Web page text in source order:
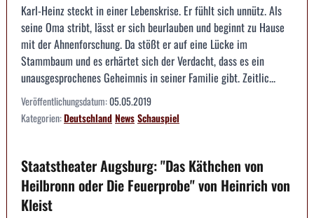
Karl-Heinz steckt in einer Lebenskrise. Er fühlt sich unnütz. Als
seine Oma stribt, lässt er sich beurlauben und beginnt zu Hause
mit der Ahnenforschung. Da stößt er auf eine Lücke im
Stammbaum und es erhärtet sich der Verdacht, dass es ein
unausgesprochenes Geheimnis in seiner Familie gibt. Zeitlic...
Veröffentlichungsdatum:05.05.2019
Kategorien:DeutschlandNewsSchauspiel
Staatstheater Augsburg: "Das Käthchen von
Heilbronn oder Die Feuerprobe" von Heinrich von
Kleist